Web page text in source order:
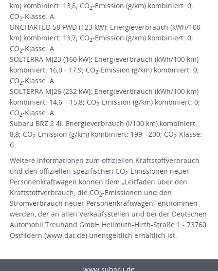
km) kombiniert: 13,8; CO2-Emission (g/km) kombiniert: 0;
CO2-Klasse: A.
UNCHARTED 58 FWD (123 kW): Energieverbrauch (kWh/100
km) kombiniert: 13,7; CO2-Emission (g/km) kombiniert: 0;
CO2-Klasse: A.
SOLTERRA MJ23 (160 kW): Energieverbrauch (kWh/100 km)
kombiniert: 16,0 - 17,9; CO2-Emission (g/km) kombiniert: 0;
CO2-Klasse: A.
SOLTERRA MJ26 (252 kW): Energieverbrauch (kWh/100 km)
kombiniert: 14,6 – 15,8; CO2-Emission (g/km) kombiniert: 0;
CO2-Klasse: A.
Subaru BRZ 2.4i: Energieverbrauch (l/100 km) kombiniert:
8,8; CO2-Emission (g/km) kombiniert: 199 - 200; CO2-Klasse:
G.
Weitere Informationen zum offiziellen Kraftstoffverbrauch
und den offiziellen spezifischen CO2-Emissionen neuer
Personenkraftwagen können dem „Leitfaden über den
Kraftstoffverbrauch, die CO2-Emissionen und den
Stromverbrauch neuer Personenkraftwagen“ entnommen
werden, der an allen Verkaufsstellen und bei der Deutschen
Automobil Treuhand GmbH Hellmuth-Hirth-Straße 1 - 73760
Ostfildern (www.dat.de) unentgeltlich erhältlich ist.